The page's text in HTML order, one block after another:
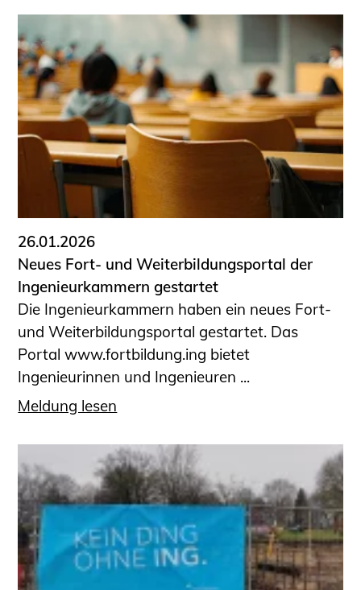
26.01.2026
Neues Fort- und Weiterbildungsportal der
Ingenieurkammern gestartet
Die Ingenieurkammern haben ein neues Fort-
und Weiterbildungsportal gestartet. Das
Portal www.fortbildung.ing bietet
Ingenieurinnen und Ingenieuren ...
Meldung lesen